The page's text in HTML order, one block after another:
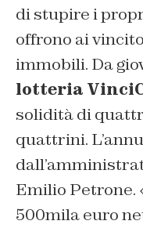
di stupire i
offrono ai
immobili. Da
lotteria
solidità di
quattrini.
Emilio Petrone.
500mila euro